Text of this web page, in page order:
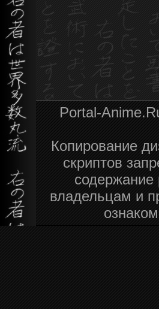
Portal-
Копирование
скриптов
владельцам и